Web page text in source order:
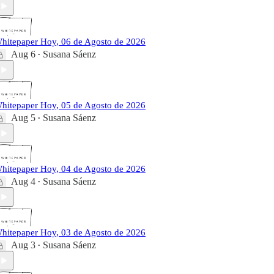
Hoy, 06 de Agosto de 2026
Aug 6 • Susana Sáenz
Hoy, 05 de Agosto de 2026
Aug 5 • Susana Sáenz
Hoy, 04 de Agosto de 2026
Aug 4 • Susana Sáenz
Hoy, 03 de Agosto de 2026
Aug 3 • Susana Sáenz